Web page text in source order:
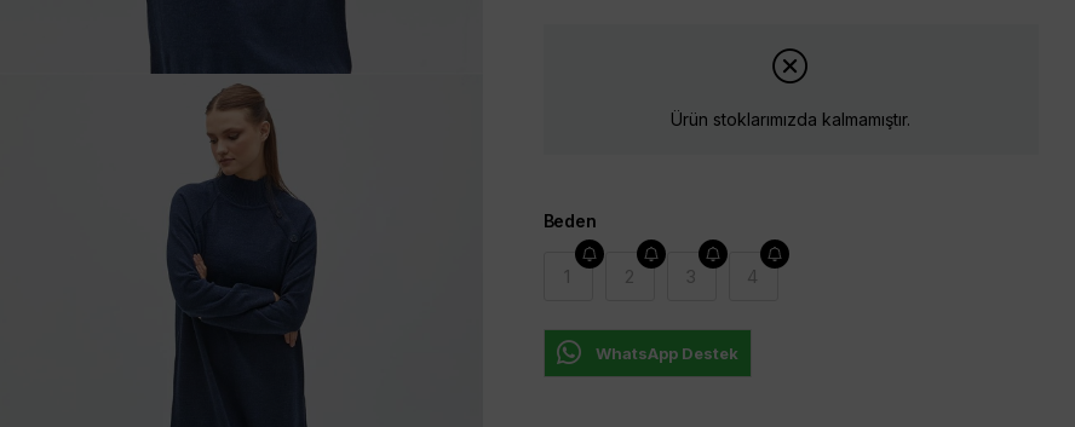
Ürün stoklarımızda kalmamıştır.
Beden
1 2 3 4
WhatsApp Destek